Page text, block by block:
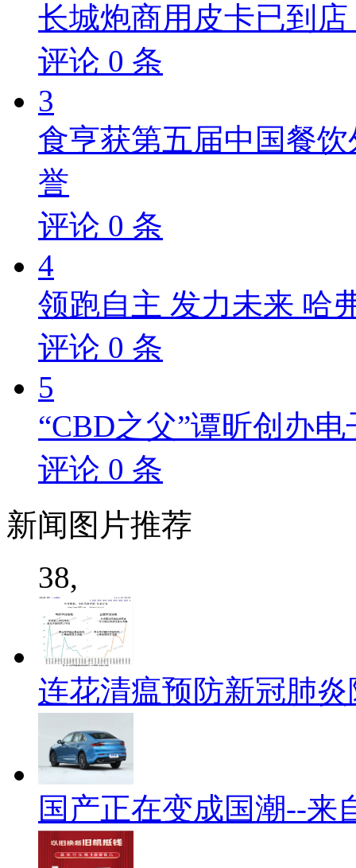
长城炮商用皮卡已到
评论 0 条
3
食亨获第五届中国餐
誉
评论 0 条
4
领跑自主 发力未来 哈
评论 0 条
5
“CBD之父”谭昕创办
评论 0 条
新闻 图片推荐
38,
连花清瘟预防新冠肺
国产正在变成国潮--来